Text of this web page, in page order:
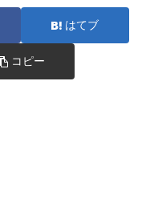
はてブ
コピー